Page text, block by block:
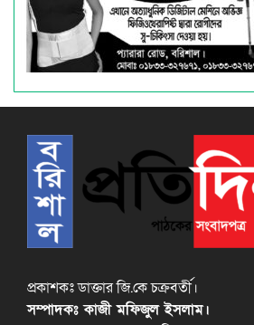
প্রকাশকঃ ডাক্তার জি.কে চক্রবর্তী।
সম্পাদকঃ কাজী মফিজুল ইসলাম।